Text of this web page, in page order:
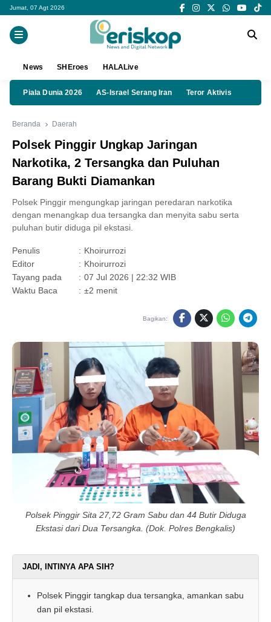
Jumat, 07 Agt 2026
News SHEroes HALALive
Piala Dunia 2026 AS-Israel Serang Iran Teror Aktivis
Beranda Daerah
Polsek Pinggir Ungkap Jaringan
Narkotika, 2 Tersangka dan Puluhan
Barang Bukti Diamankan
Polsek Pinggir mengungkap jaringan peredaran narkotika
dengan menangkap dua tersangka dan menyita sabu serta
puluhan butir diduga pil ekstasi.
Penulis : Khoirurrozi
Editor
: Khoirurrozi
Tayang pada
: 07 Jul 2026 | 22:32 WIB
Waktu Baca
: ±2 menit
Bagikan:
Polsek Pinggir Sita 27,72 Gram Sabu dan 44 Butir Diduga
Ekstasi dari Dua Tersangka. (Dok. Polres Bengkalis)
JADI, INTINYA APA SIH?
Polsek Pinggir tangkap dua tersangka, amankan sabu
dan pil ekstasi.